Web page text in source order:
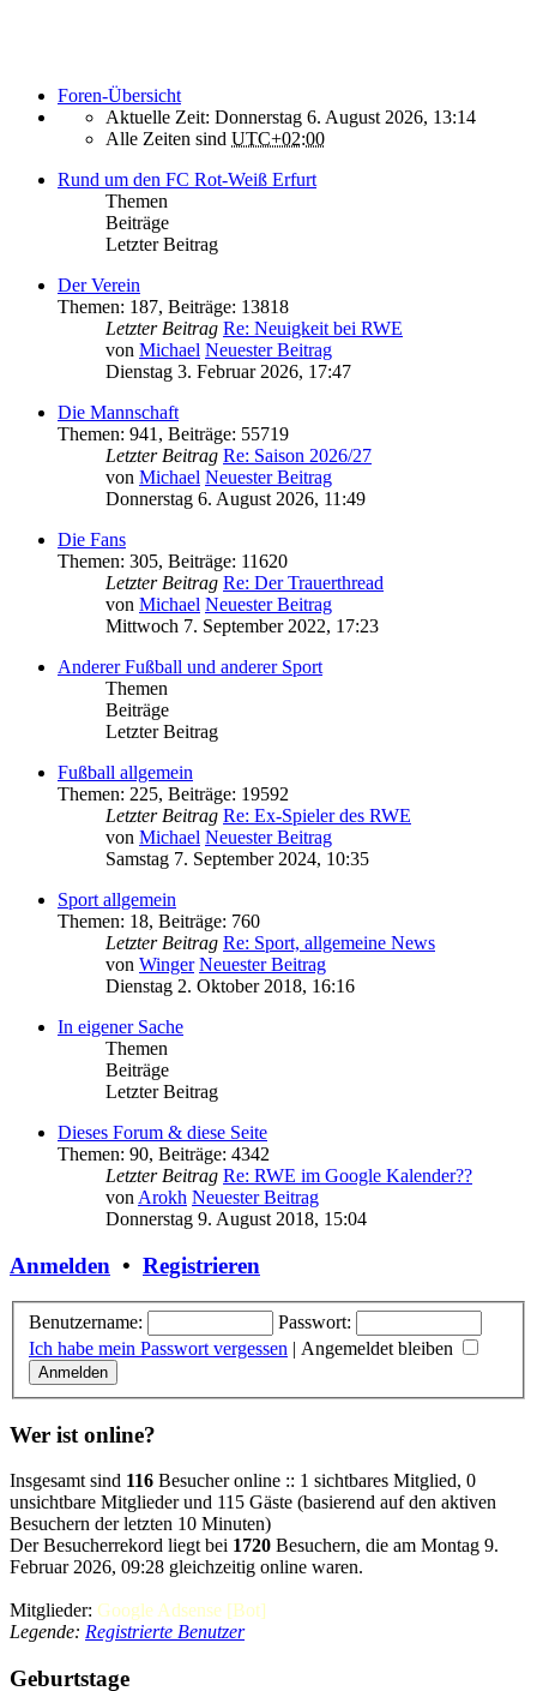
Foren-Übersicht
Aktuelle Zeit: Donnerstag 6. August 2026, 13:14
Alle Zeiten sind UTC+02:00
Rund um den FC Rot-Weiß Erfurt
Themen
Beiträge
Letzter Beitrag
Der Verein
Themen: 187, Beiträge: 13818
Letzter Beitrag Re: Neuigkeit bei RWE
von Michael Neuester Beitrag
Dienstag 3. Februar 2026, 17:47
Die Mannschaft
Themen: 941 , Beiträge: 55719
Letzter Beitrag Re: Saison 2026/27
von Michael Neuester Beitrag
Donnerstag 6. August 2026, 11:49
Die Fans
Themen: 305, Beiträge: 11620
Letzter Beitrag Re: Der Trauerthread
von Michael Neuester Beitrag
Mittwoch 7. September 2022, 17:23
Anderer Fußball und anderer Sport
Themen
Beiträge
Letzter Beitrag
Fußball allgemein
Themen: 225, Beiträge: 19592
Letzter Beitrag Re: Ex-Spieler des RWE
von Michael Neuester Beitrag
Samstag 7. September 2024, 10:35
Sport allgemein
Themen: 18, Beiträge: 760
Letzter Beitrag Re: Sport, allgemeine News
von Winger Neuester Beitrag
Dienstag 2. Oktober 2018, 16:16
In eigener Sache
Themen
Beiträge
Letzter Beitrag
Dieses Forum & diese Seite
Themen: 90, Beiträge: 4342
Letzter Beitrag Re: RWE im Google Kalender??
von Arokh Neuester Beitrag
Donnerstag 9. August 2018, 15:04
Anmelden • Registrieren
Benutzername:
Passwort:
Ich habe mein Passwort vergessen | Angemeldet bleiben
Wer ist online?
Insgesamt sind 116 Besucher online :: 1 sichtbares Mitglied, 0
unsichtbare Mitglieder und 115 Gäste (basierend auf den aktiven
Besuchern der letzten 10 Minuten)
Der Besucherrekord liegt bei 1720 Besuchern, die am Montag 9.
Februar 2026, 09:28 gleichzeitig online waren.
Mitglieder: Google Adsense [Bot]
Legende: Registrierte Benutzer
Geburtstage